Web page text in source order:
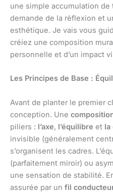
une simple accumulation
demande de la réflexion et
esthétique. Je vais vous
créiez une composition
personnelle et d’un impact
Les Principes de Base :
Avant de planter le premier
conception. Une
piliers : l’axe, l’équilibre et la
invisible (généralement
s’organisent les cadres.
(parfaitement miroir) ou
une sensation de stabilité.
assurée par un fil